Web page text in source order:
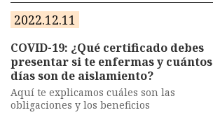
2022.12.11
COVID-19: ¿Qué certificado debes
presentar si te enfermas y cuántos
días son de aislamiento?
Aquí te explicamos cuáles son las
obligaciones y los beneficios